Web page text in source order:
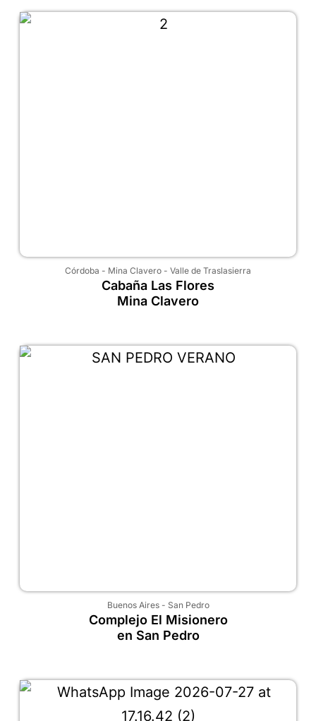
Córdoba - Mina Clavero - Valle de Traslasierra
Cabaña Las Flores
Mina Clavero
Buenos Aires- San Pedro
Complejo El Misionero
en San Pedro